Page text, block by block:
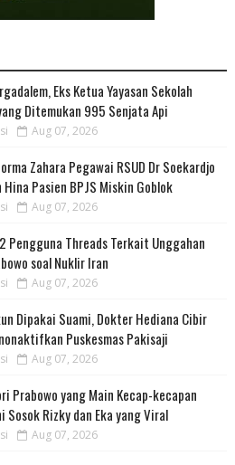
Eks Ketua Yayasan Sekolah
Ditemukan 995 Senjata Api
Aug 07, 2026
Zahara Pegawai RSUD Dr Soekardjo
Pasien BPJS Miskin Goblok
Aug 07, 2026
Pengguna Threads Terkait Unggahan
soal Nuklir Iran
Aug 07, 2026
Dipakai Suami, Dokter Hediana Cibir
Puskesmas Pakisaji
Aug 07, 2026
Prabowo yang Main Kecap-kecapan
Rizky dan Eka yang Viral
Aug 07, 2026